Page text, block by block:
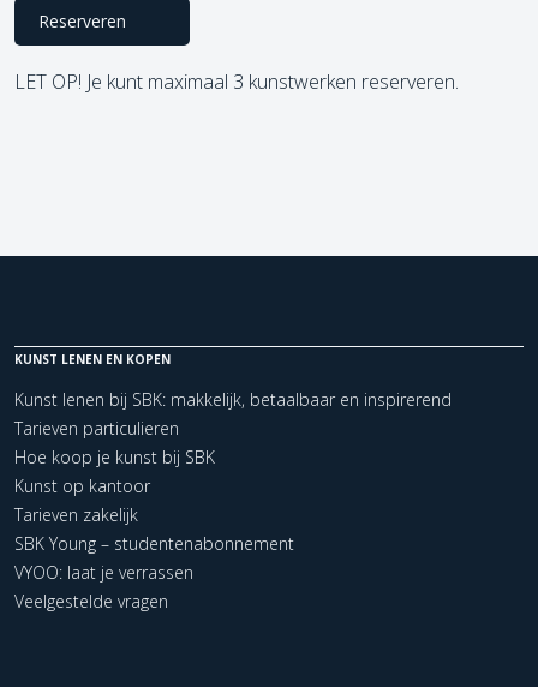
Reserveren
LET OP! Je kunt maximaal 3 kunstwerken reserveren.
KUNST LENEN EN KOPEN
Kunst lenen bij SBK: makkelijk, betaalbaar en inspirerend
Tarieven particulieren
Hoe koop je kunst bij SBK
Kunst op kantoor
Tarieven zakelijk
SBK Young – studentenabonnement
VYOO: laat je verrassen
Veelgestelde vragen